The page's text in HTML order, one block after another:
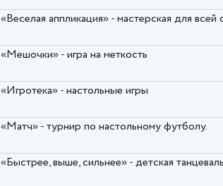
«Веселая аппликация» - мастерская для всей
«Мешочки» - игра на меткость
«Игротека» - настольные игры
«Матч» - турнир по настольному футболу.
«Быстрее, выше, сильнее» - детская